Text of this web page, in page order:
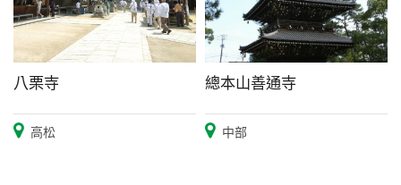
八栗寺
高松
總本山善通寺
中部